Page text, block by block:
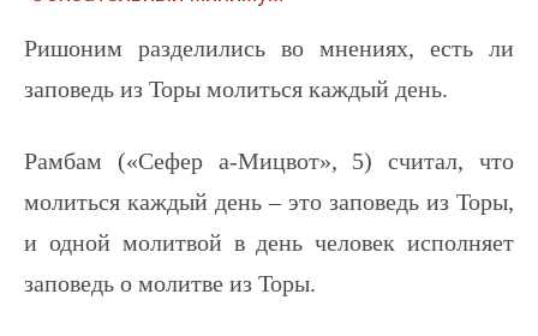
Ришоним разделились во мнениях, есть ли
заповедь из Торы молиться каждый день.
Рамбам («Сефер а-Мицвот», 5) считал, что
молиться каждый день – это заповедь из Торы,
и одной молитвой в день человек исполняет
заповедь о молитве из Торы.